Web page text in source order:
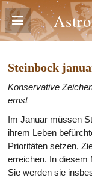
Steinbock
Konservative
ernst
Im Januar müssen
ihrem Leben
Prioritäten setzen,
erreichen. In diesem
Sie werden sie